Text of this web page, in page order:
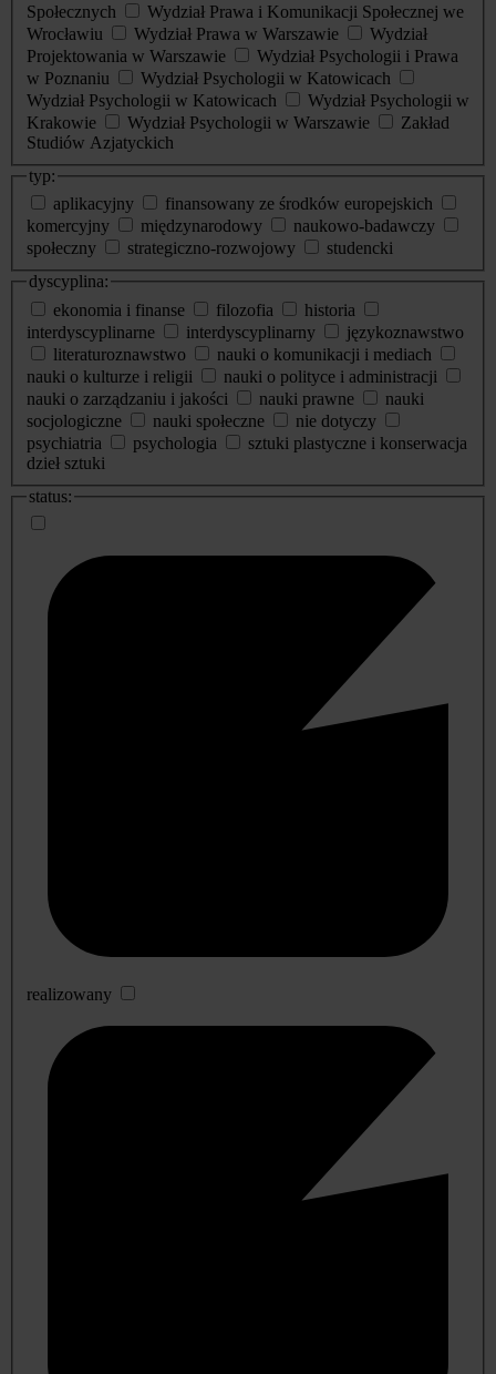
Społecznych
Wydział Prawa i Komunikacji Społecznej we
Wrocławiu
Wydział Prawa w Warszawie
Wydział
Projektowania w Warszawie
Wydział Psychologii i Prawa
w Poznaniu
Wydział Psychologii w Katowicach
Wydział Psychologii w Katowicach
Wydział Psychologii w
Krakowie
Wydział Psychologii w Warszawie
Zakład
Studiów Azjatyckich
typ:
aplikacyjny
finansowany ze środków europejskich
komercyjny
międzynarodowy
naukowo-badawczy
społeczny
strategiczno-rozwojowy
studencki
dyscyplina:
ekonomia i finanse
filozofia
historia
interdyscyplinarne
interdyscyplinarny
językoznawstwo
literaturoznawstwo
nauki o komunikacji i mediach
nauki o kulturze i religii
nauki o polityce i administracji
nauki o zarządzaniu i jakości
nauki prawne
nauki
socjologiczne
nauki społeczne
nie dotyczy
psychiatria
psychologia
sztuki plastyczne i konserwacja
dzieł sztuki
status:
realizowany